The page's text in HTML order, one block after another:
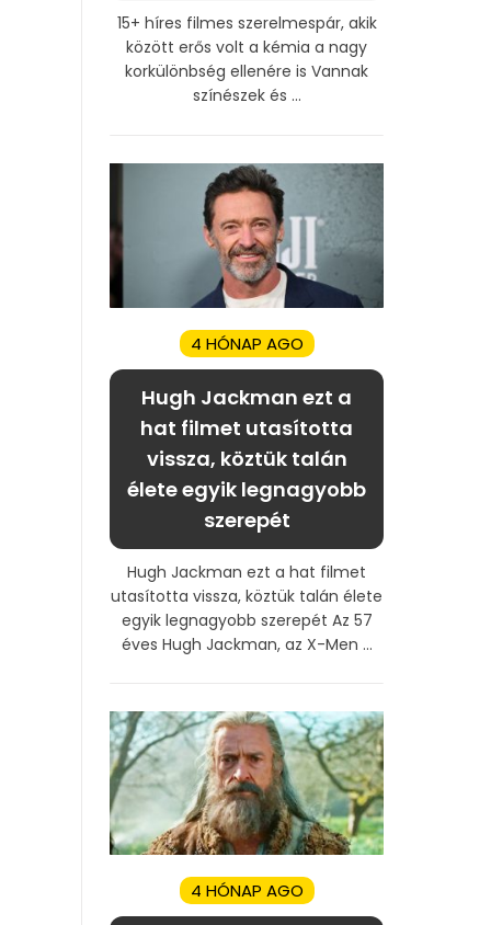
15+ híres filmes szerelmespár, akik
között erős volt a kémia a nagy
korkülönbség ellenére is Vannak
színészek és ...
4 HÓNAP AGO
Hugh Jackman ezt a
hat filmet utasította
vissza, köztük talán
élete egyik legnagyobb
szerepét
Hugh Jackman ezt a hat filmet
utasította vissza, köztük talán élete
egyik legnagyobb szerepét Az 57
éves Hugh Jackman, az X-Men ...
4 HÓNAP AGO